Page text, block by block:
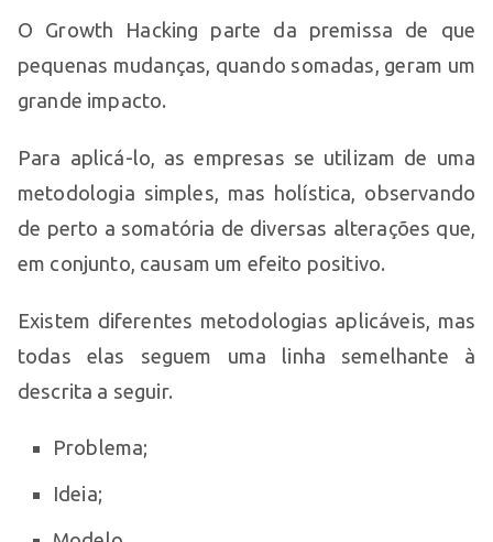
O Growth Hacking parte da premissa de que
pequenas mudanças, quando somadas, geram um
grande impacto.
Para aplicá-lo, as empresas se utilizam de uma
metodologia simples, mas holística, observando
de perto a somatória de diversas alterações que,
em conjunto, causam um efeito positivo.
Existem diferentes metodologias aplicáveis, mas
todas elas seguem uma linha semelhante à
descrita a seguir.
Problema;
Ideia;